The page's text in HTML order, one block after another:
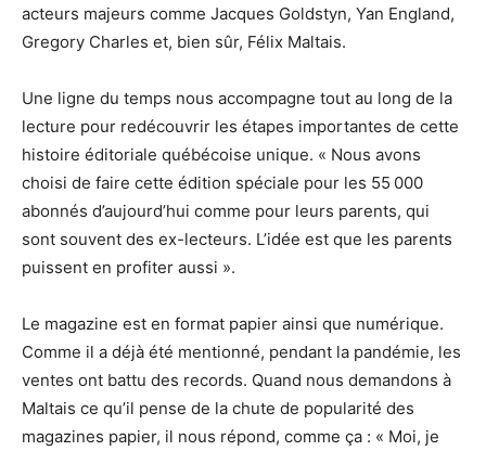
acteurs majeurs comme Jacques Goldstyn, Yan England,
Gregory Charles et, bien sûr, Félix Maltais.
Une ligne du temps nous accompagne tout au long de la
lecture pour redécouvrir les étapes importantes de cette
histoire éditoriale québécoise unique. « Nous avons
choisi de faire cette édition spéciale pour les 55 000
abonnés d’aujourd’hui comme pour leurs parents, qui
sont souvent des ex-lecteurs. L’idée est que les parents
puissent en profiter aussi ».
Le magazine est en format papier ainsi que numérique.
Comme il a déjà été mentionné, pendant la pandémie, les
ventes ont battu des records. Quand nous demandons à
Maltais ce qu’il pense de la chute de popularité des
magazines papier, il nous répond, comme ça : « Moi, je